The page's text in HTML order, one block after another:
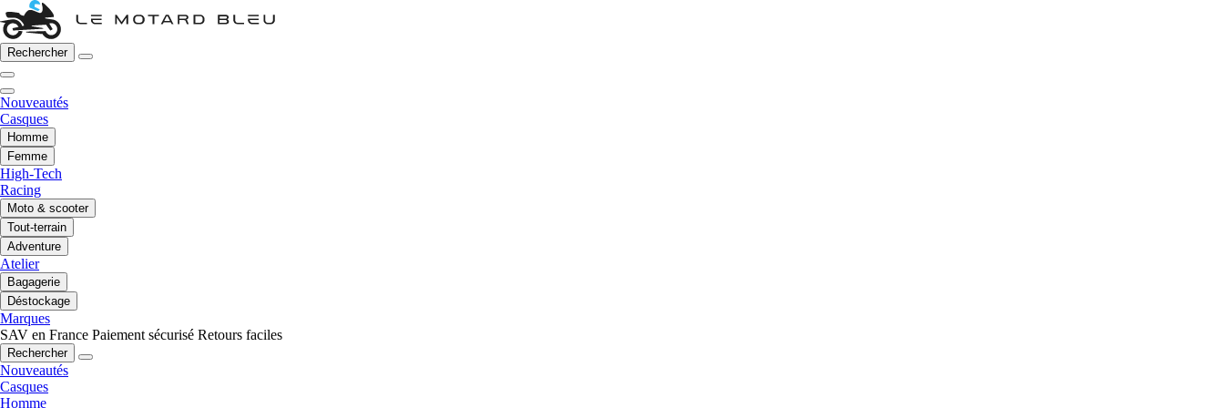
Rechercher
Nouveautés
Casques
Homme
Femme
High-Tech
Racing
Moto & scooter
Tout-terrain
Adventure
Atelier
Bagagerie
Déstockage
Marques
SAV en France Paiement sécurisé Retours faciles
Rechercher
Nouveautés
Casques
Homme